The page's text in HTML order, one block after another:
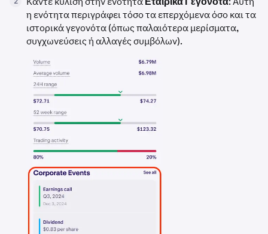
η ενότητα περιγράφει τόσο τα επερχόμενα όσο και τα
ιστορικά γεγονότα (όπως παλαιότερα μερίσματα,
συγχωνεύσεις ή αλλαγές συμβόλων).